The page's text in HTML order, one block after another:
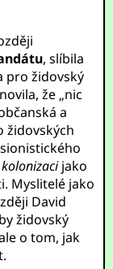
, slíbila
pro židovský
že „nic
a
židovských
kolonizacijako
Myslitelé jako
David
židovský
o tom, jak